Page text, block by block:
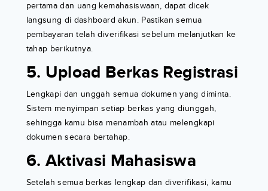
pertama dan uang kemahasiswaan, dapat dicek
langsung di dashboard akun. Pastikan semua
pembayaran telah diverifikasi sebelum melanjutkan ke
tahap berikutnya.
5. Upload Berkas Registrasi
Lengkapi dan unggah semua dokumen yang diminta.
Sistem menyimpan setiap berkas yang diunggah,
sehingga kamu bisa menambah atau melengkapi
dokumen secara bertahap.
6. Aktivasi Mahasiswa
Setelah semua berkas lengkap dan diverifikasi, kamu